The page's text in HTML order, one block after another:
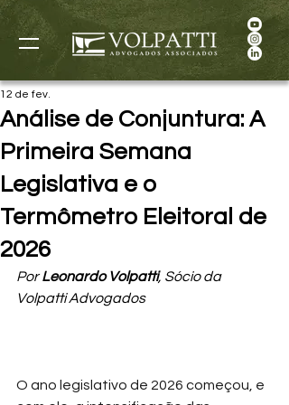
Análise de Conjuntura: A
Primeira Semana
Legislativa e o
Termômetro Eleitoral de
2026
12 de fev.
Por Leonardo Volpatti, Sócio da
Volpatti Advogados
O ano legislativo de 2026 começou, e